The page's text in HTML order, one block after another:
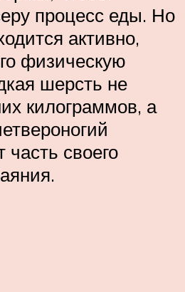
процесс еды. Но
активно,
физическую
шерсть не
килограммов, а
часть своего